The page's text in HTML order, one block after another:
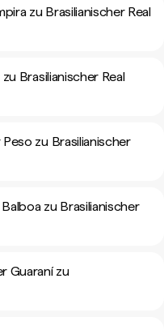
zu Brasilianischer Real
Brasilianischer Real
zu Brasilianischer
zu Brasilianischer
Guaraní zu